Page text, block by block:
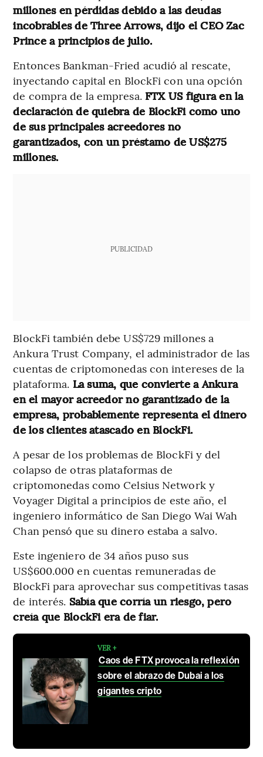
millones en pérdidas debido a las deudas
incobrables de Three Arrows, dijo el CEO Zac
Prince a principios de julio.
Entonces Bankman-Fried acudió al rescate,
inyectando capital en BlockFi con una opción
de compra de la empresa. FTX US figura en la
declaración de quiebra de BlockFi como uno
de sus principales acreedores no
garantizados, con un préstamo de US$275
millones.
PUBLICIDAD
BlockFi también debe US$729 millones a
Ankura Trust Company, el administrador de las
cuentas de criptomonedas con intereses de la
plataforma. La suma, que convierte a Ankura
en el mayor acreedor no garantizado de la
empresa, probablemente representa el dinero
de los clientes atascado en BlockFi.
A pesar de los problemas de BlockFi y del
colapso de otras plataformas de
criptomonedas como Celsius Network y
Voyager Digital a principios de este año, el
ingeniero informático de San Diego Wai Wah
Chan pensó que su dinero estaba a salvo.
Este ingeniero de 34 años puso sus
US$600.000 en cuentas remuneradas de
BlockFi para aprovechar sus competitivas tasas
de interés. Sabía que corría un riesgo, pero
creía que BlockFi era de fiar.
VER +
Caos de FTX provoca la reflexión
sobre el abrazo de Dubai a los
gigantes cripto